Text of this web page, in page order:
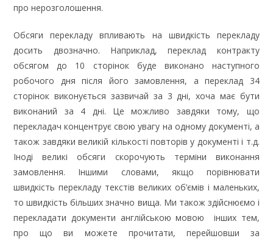
про нерозголошення.
Обсяги перекладу впливають на швидкість перекладу
досить двозначно. Наприклад, переклад контракту
обсягом до 10 сторінок буде виконано наступного
робочого дня після його замовлення, а переклад 34
сторінок виконується зазвичай за 3 дні, хоча має бути
виконаний за 4 дні. Це можливо завдяки тому, що
перекладач концентрує свою увагу на одному документі, а
також завдяки великій кількості повторів у документі і т.д.
Іноді великі обсяги скорочують терміни виконання
замовлення. Іншими словами, якщо порівнювати
швидкість перекладу текстів великих об’ємів і маленьких,
то швидкість більших значно вища. Ми також здійснюємо і
перекладати документи англійською мовою інших тем,
про що ви можете прочитати, перейшовши за